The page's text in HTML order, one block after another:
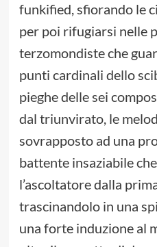
funkified, sfiorando le
per poi rifugiarsi nelle
terzomondiste che
punti cardinali dello
pieghe delle sei
dal triunvirato, le
sovrapposto ad una
battente insaziabile
l’ascoltatore dalla
trascinandolo in una
una forte induzione al